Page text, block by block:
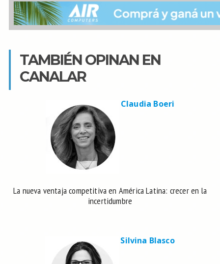
TAMBIÉN OPINAN EN
CANALAR
Claudia Boeri
La nueva ventaja competitiva en América Latina: crecer en la
incertidumbre
Silvina Blasco